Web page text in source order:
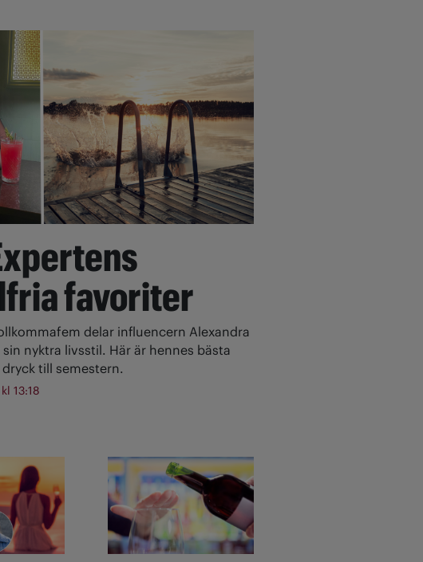
favoriter
delar influencern Alexandra
nyktra livsstil. Här är hennes bästa
till semestern.
13:18